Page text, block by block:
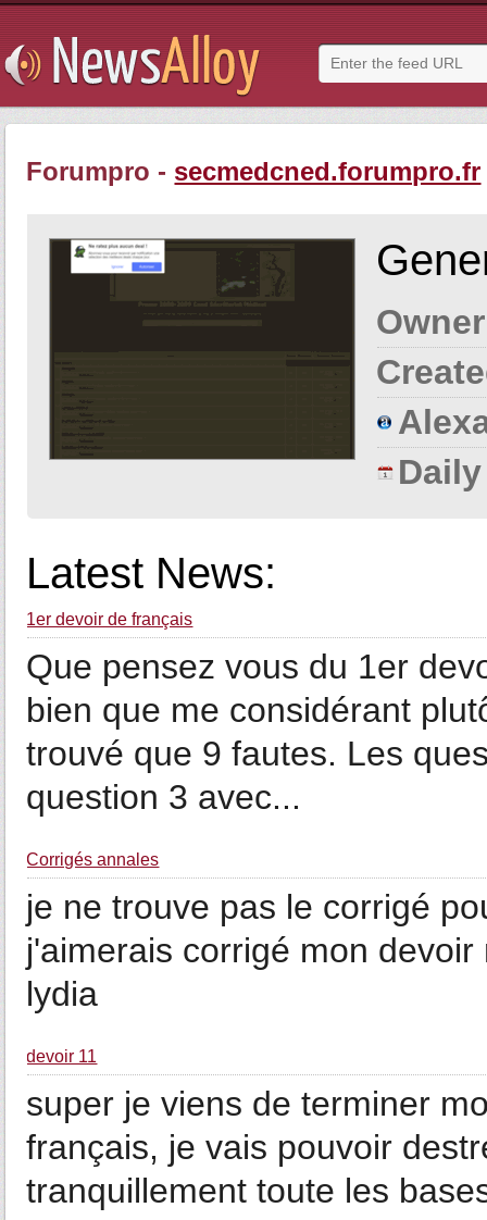
Forumpro - secmedcned.forumpro.fr
Latest News:
1er devoir de français
Que pensez vous du 1er
bien que me considérant
trouvé que 9 fautes. Les
question 3 avec...
Corrigés annales
je ne trouve pas le corrigé
j'aimerais corrigé mon
lydia
devoir 11
super je viens de terminer
français, je vais pouvoir
tranquillement toute les